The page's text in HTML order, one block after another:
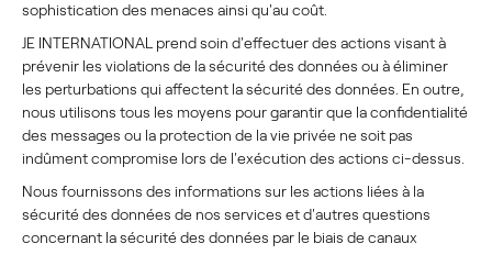
sophistication des menaces ainsi qu'au coût.
JE INTERNATIONAL prend soin d'effectuer des actions visant à
prévenir les violations de la sécurité des données ou à éliminer
les perturbations qui affectent la sécurité des données. En outre,
nous utilisons tous les moyens pour garantir que la confidentialité
des messages ou la protection de la vie privée ne soit pas
indûment compromise lors de l'exécution des actions ci-dessus.
Nous fournissons des informations sur les actions liées à la
sécurité des données de nos services et d'autres questions
concernant la sécurité des données par le biais de canaux